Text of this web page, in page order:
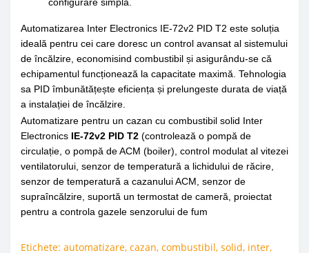
Automatizarea Inter Electronics IE-72v2 PID T2 este soluția
ideală pentru cei care doresc un control avansat al sistemului
de încălzire, economisind combustibil și asigurându-se că
echipamentul funcționează la capacitate maximă. Tehnologia
sa PID îmbunătățește eficiența și prelungeste durata de viață
a instalației de încălzire.
Automatizare pentru un cazan cu combustibil solid Inter
Electronics IE-72v2 PID T2 (controlează o pompă de
circulație, o pompă de ACM (boiler), control modulat al vitezei
ventilatorului, senzor de temperatură a lichidului de răcire,
senzor de temperatură a cazanului ACM, senzor de
supraîncălzire, suportă un termostat de cameră, proiectat
pentru a controla gazele senzorului de fum
Etichete: automatizare, cazan, combustibil, solid, inter,